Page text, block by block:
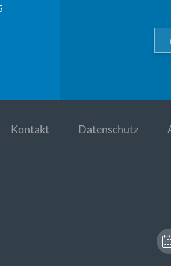
Kontakt Datenschutz